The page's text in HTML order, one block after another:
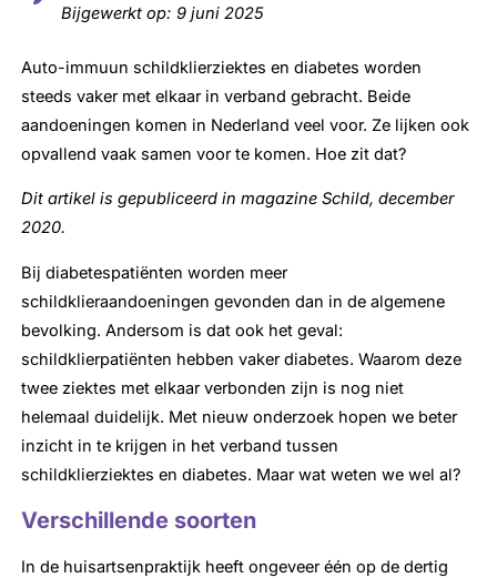
Bijgewerkt op: 9 juni 2025
Auto-immuun schildklierziektes en diabetes worden
steeds vaker met elkaar in verband gebracht. Beide
aandoeningen komen in Nederland veel voor. Ze lijken ook
opvallend vaak samen voor te komen. Hoe zit dat?
Dit artikel is gepubliceerd in magazine Schild, december
2020.
Bij diabetespatiënten worden meer
schildklieraandoeningen gevonden dan in de algemene
bevolking. Andersom is dat ook het geval:
schildklierpatiënten hebben vaker diabetes. Waarom deze
twee ziektes met elkaar verbonden zijn is nog niet
helemaal duidelijk. Met nieuw onderzoek hopen we beter
inzicht in te krijgen in het verband tussen
schildklierziektes en diabetes. Maar wat weten we wel al?
Verschillende soorten
In de huisartsenpraktijk heeft ongeveer één op de dertig